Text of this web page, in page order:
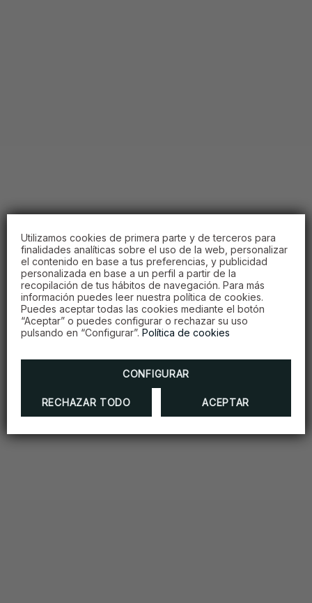
Utilizamos cookies de primera parte y de terceros para
finalidades analíticas sobre el uso de la web, personalizar
el contenido en base a tus preferencias, y publicidad
personalizada en base a un perfil a partir de la
recopilación de tus hábitos de navegación. Para más
información puedes leer nuestra política de cookies.
Puedes aceptar todas las cookies mediante el botón
“Aceptar” o puedes configurar o rechazar su uso
pulsando en “Configurar”. Política de cookies
CONFIGURAR
RECHAZAR TODO ACEPTAR